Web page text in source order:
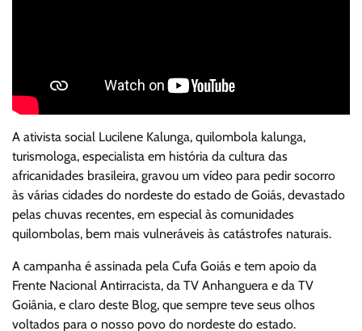
A ativista social Lucilene Kalunga, quilombola kalunga,
turismologa, especialista em história da cultura das
africanidades brasileira, gravou um vídeo para pedir socorro
às várias cidades do nordeste do estado de Goiás, devastado
pelas chuvas recentes, em especial às comunidades
quilombolas, bem mais vulneráveis às catástrofes naturais.
A campanha é assinada pela Cufa Goiás e tem apoio da
Frente Nacional Antirracista, da TV Anhanguera e da TV
Goiânia, e claro deste Blog, que sempre teve seus olhos
voltados para o nosso povo do nordeste do estado.